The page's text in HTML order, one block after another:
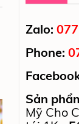
Zalo:
Phone:
Sản
Mỹ Cho